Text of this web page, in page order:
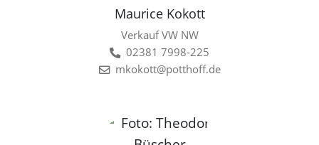
Maurice Kokott
Verkauf VW NW
02381 7998-225
mkokott@potthoff.de